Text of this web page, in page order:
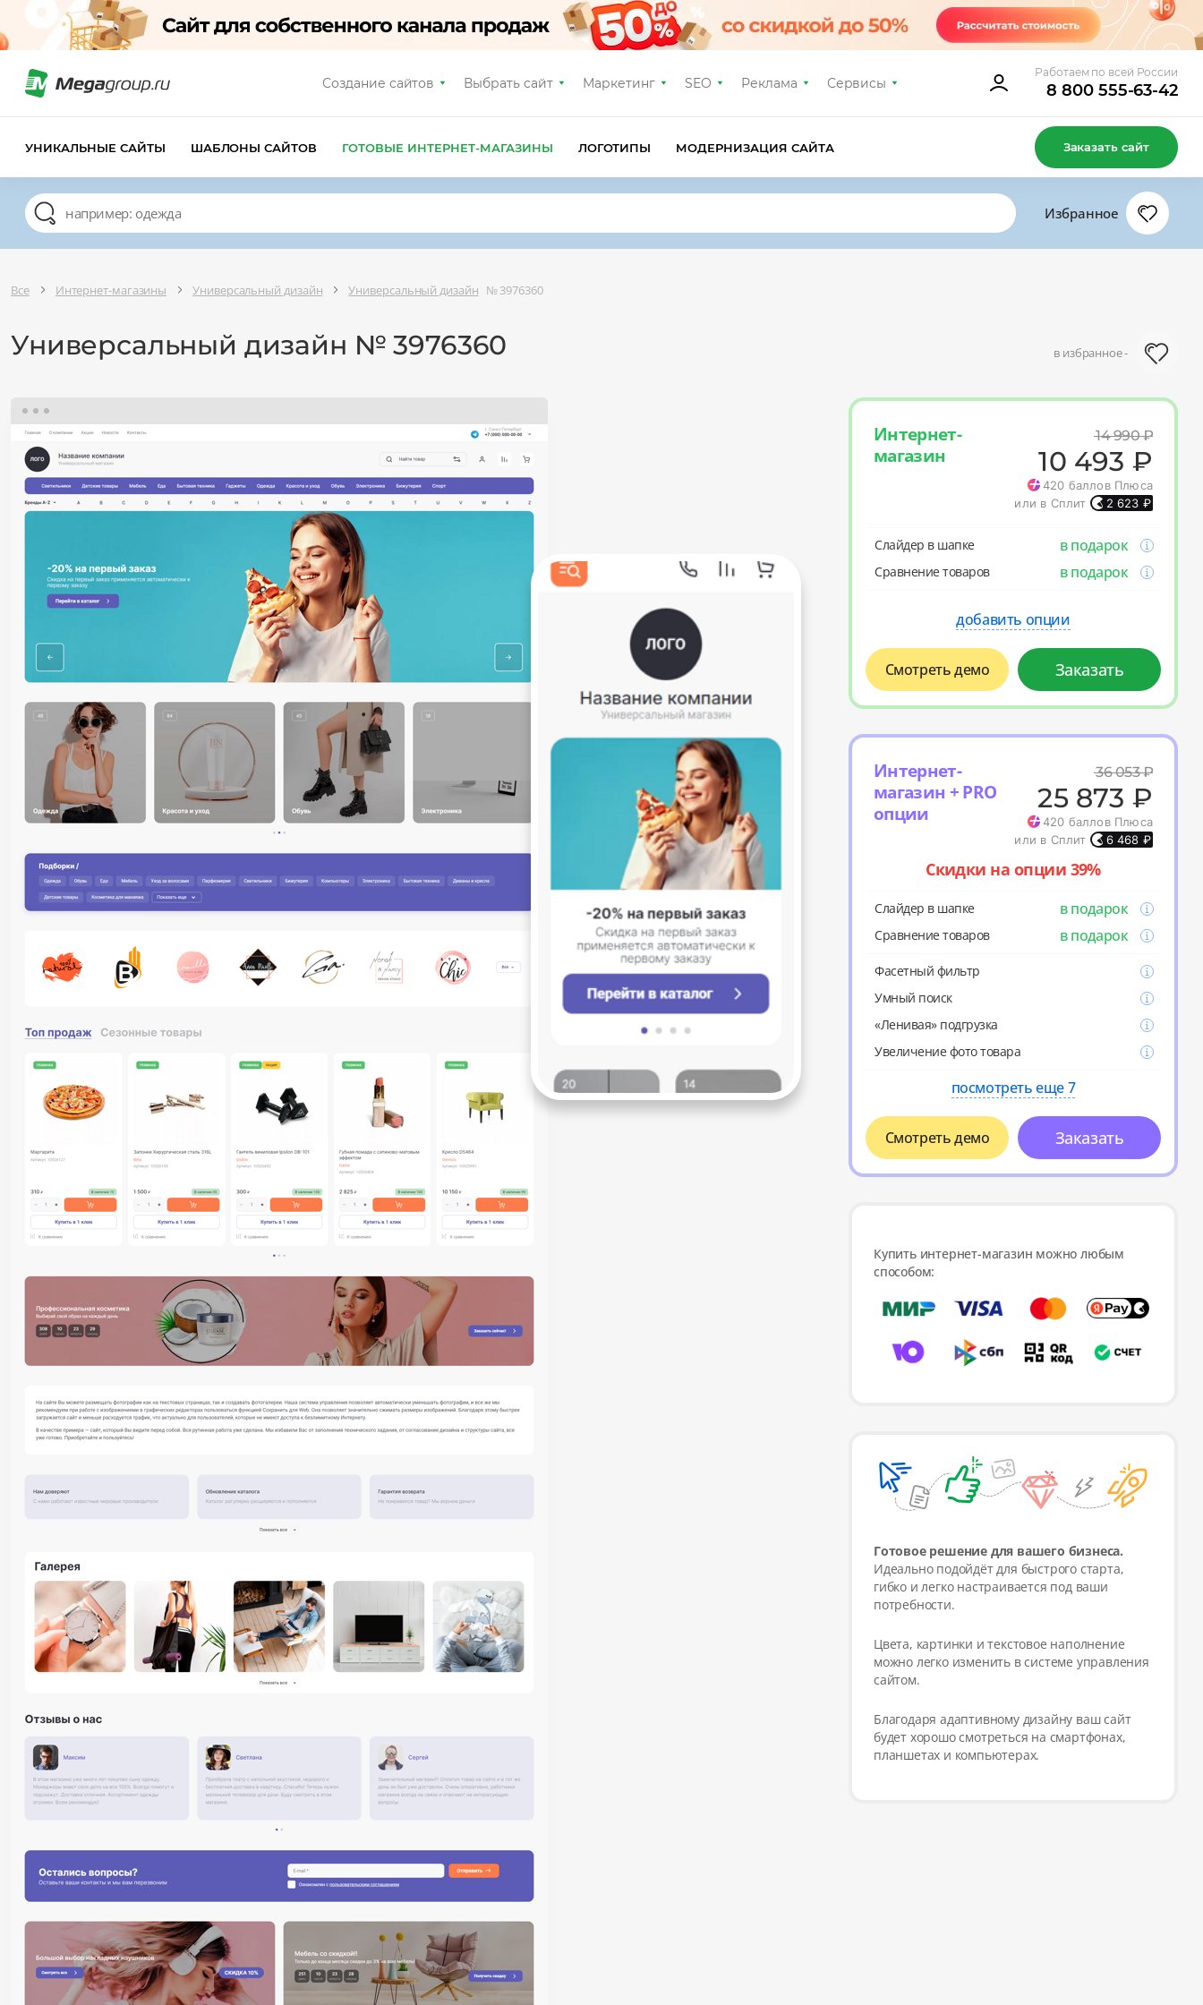
Создание сайтов Выбрать сайт Маркетинг SEO Реклама Сервисы
Работаем по всей России
8 800 555-63-42
УНИКАЛЬНЫЕ САЙТЫ ШАБЛОНЫ САЙТОВ ГОТОВЫЕ ИНТЕРНЕТ-МАГАЗИНЫ ЛОГОТИПЫ МОДЕРНИЗАЦИЯ САЙТА Заказать сайт
Избранное
Все Интернет-магазины Универсальный дизайн Универсальный дизайн № 3976360
Универсальный дизайн № 3976360 в избранное -
Интернет-
магазин
14 990₽
10 493 ₽
420 баллов Плюса
или в Сплит
2 623 ₽
Слайдер в шапке в подарок
Cравнение товаров в подарок
добавить опции
Смотреть демо Заказать
Интернет-
магазин + PRO
опции
36 053₽
25 873 ₽
420 баллов Плюса
или в Сплит
6 468 ₽
Скидки на опции 39%
Слайдер в шапке в подарок
Cравнение товаров в подарок
Фасетный фильтр
Умный поиск
«Ленивая» подгрузка
Увеличение фото товара
посмотреть еще 7
Смотреть демо Заказать
Купить интернет-магазин можно любым
способом:
Готовое решение для вашего бизнеса.
Идеально подойдёт для быстрого старта,
гибко и легко настраивается под ваши
потребности.
Цвета, картинки и текстовое наполнение
можно легко изменить в системе управления
сайтом.
Благодаря адаптивному дизайну ваш сайт
будет хорошо смотреться на смартфонах,
планшетах и компьютерах.